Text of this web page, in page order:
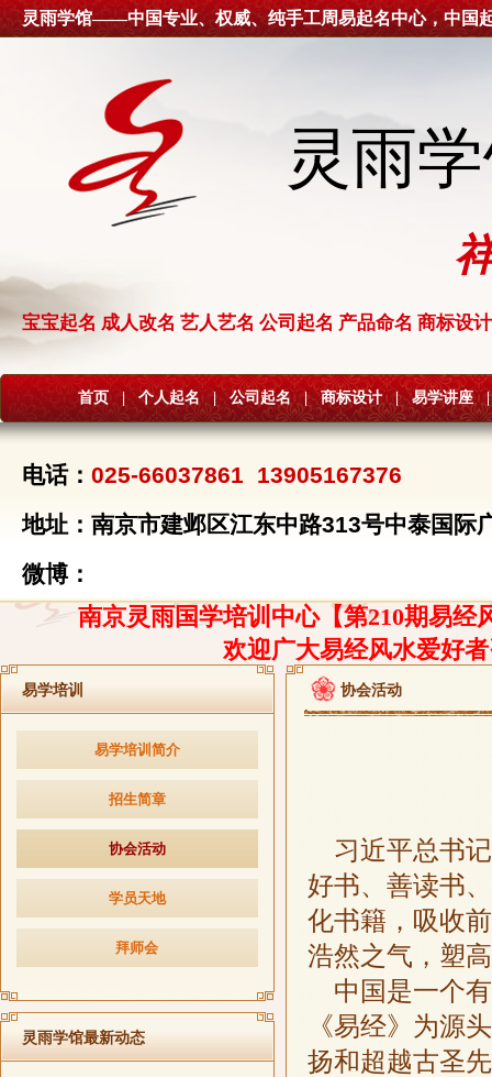
灵雨学馆——中国专业、权威、纯手工周易起名中心，中国
灵雨
宝宝起名 成人改名 艺人艺名 公司起名 产品命名 商标设计
首页 | 个人起名 | 公司起名 | 商标设计 | 易学讲座 |
电话： 025-66037861 13905167376
地址：南京市建邺区江东中路313号中泰国际
微博：
南京灵雨国学培训中心【第210期易经
欢迎广大易经风水爱好
易学培训
易学培训简介
招生简章
协会活动
学员天地
拜师会
灵雨学馆最新动态
协会活动
习近平总书记
好书、善读书
化书籍，吸收
浩然之气，塑
中国是一个有
《易经》为源
扬和超越古圣